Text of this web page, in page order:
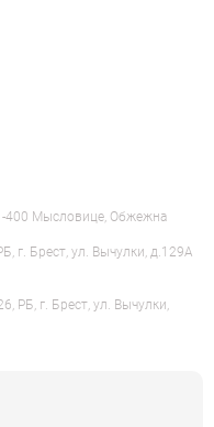
400 Мысловице, Обжежна
г. Брест, ул. Вычулки, д.129А
РБ, г. Брест, ул. Вычулки,